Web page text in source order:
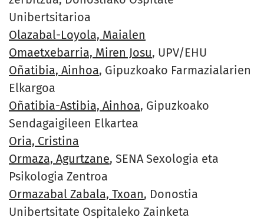
Unibertsitarioa
Olazabal-Loyola, Maialen
Omaetxebarria, Miren Josu, UPV/EHU
Oñatibia, Ainhoa, Gipuzkoako Farmazialarien
Elkargoa
Oñatibia-Astibia, Ainhoa, Gipuzkoako
Sendagaigileen Elkartea
Oria, Cristina
Ormaza, Agurtzane, SENA Sexologia eta
Psikologia Zentroa
Ormazabal Zabala, Txoan, Donostia
Unibertsitate Ospitaleko Zainketa